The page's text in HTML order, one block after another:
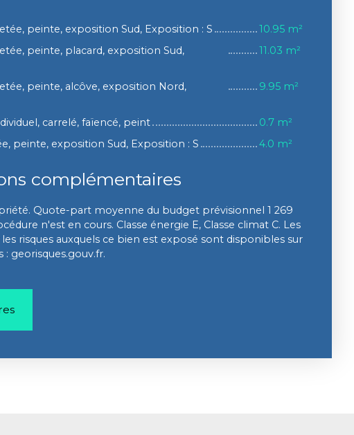
peinte, exposition Sud, Exposition : S
10.95 m²
peinte, placard, exposition Sud,
11.03 m²
peinte, alcôve, exposition Nord,
9.95 m²
carrelé, faïencé, peint
0.7 m²
peinte, exposition Sud, Exposition : S
4.0 m²
complémentaires
Quote-part moyenne du budget prévisionnel 1 269
n'est en cours. Classe énergie E, Classe climat C. Les
risques auxquels ce bien est exposé sont disponibles sur
: georisques.gouv.fr.